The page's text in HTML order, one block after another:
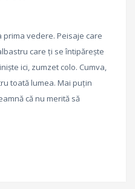
prima vedere. Peisaje care
care ți se întipărește
ici, zumzet colo. Cumva,
toată lumea. Mai puțin
că nu merită să